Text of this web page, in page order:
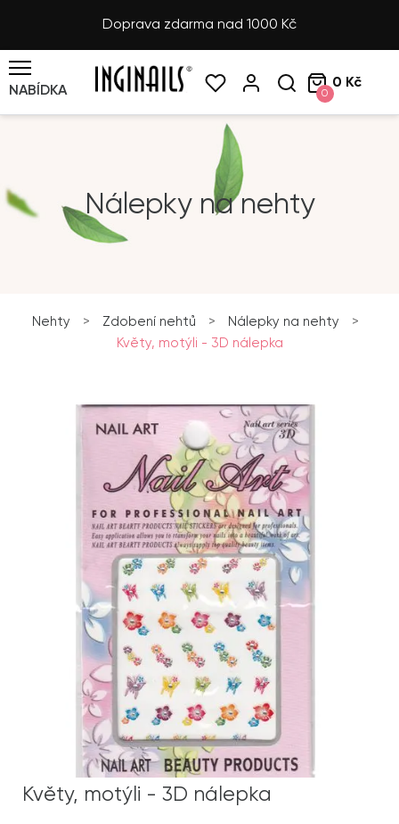
Doprava zdarma nad 1000 Kč
NABÍDKA 0
0 Kč
Nálepky na nehty
Nehty > Zdobení nehtů > Nálepky na nehty
>
Květy, motýli - 3D nálepka
Květy, motýli - 3D nálepka